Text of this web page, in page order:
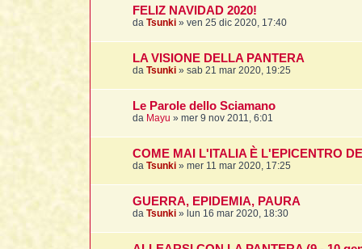
FELIZ NAVIDAD 2020!
da Tsunki » ven 25 dic 2020, 17:40
LA VISIONE DELLA PANTERA
da Tsunki » sab 21 mar 2020, 19:25
Le Parole dello Sciamano
da Mayu » mer 9 nov 2011, 6:01
COME MAI L'ITALIA È L'EPICENTRO
da Tsunki » mer 11 mar 2020, 17:25
GUERRA, EPIDEMIA, PAURA
da Tsunki » lun 16 mar 2020, 18:30